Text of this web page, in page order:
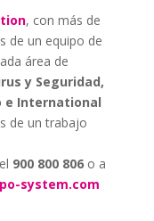
, con más de
de un equipo de
área de
y Seguridad,
e International
de un trabajo
900 800 806o a
system.com